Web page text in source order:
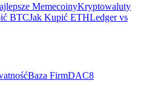
MemecoinyKryptowaluty
BTCJak Kupić ETHLedger vs
Baza FirmDAC8